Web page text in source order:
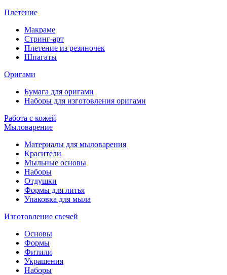
Плетение
Макраме
Стринг-арт
Плетение из резиночек
Шпагаты
Оригами
Бумага для оригами
Наборы для изготовления оригами
Работа с кожей
Мыловарение
Материалы для мыловарения
Красители
Мыльные основы
Наборы
Отдушки
Формы для литья
Упаковка для мыла
Изготовление свечей
Основы
Формы
Фитили
Украшения
Наборы